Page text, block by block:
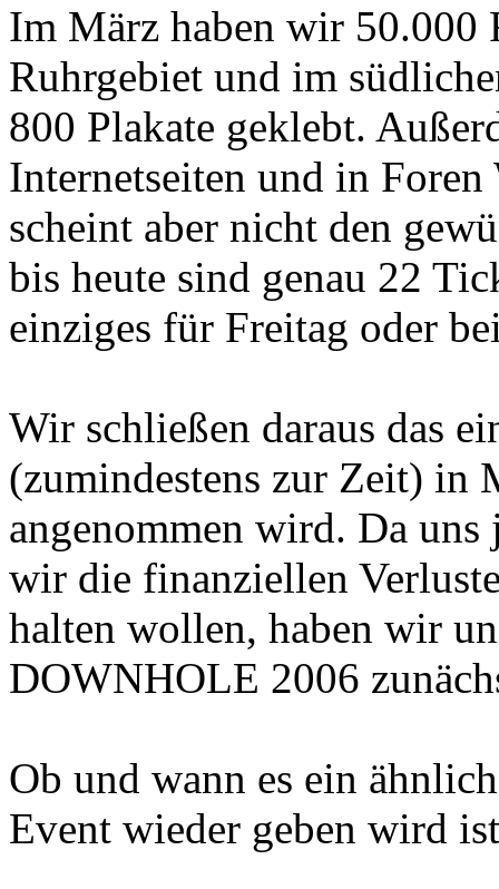
Im März haben wir 50.000
Ruhrgebiet und im
800 Plakate geklebt.
Internetseiten und in Foren
scheint aber nicht den
bis heute sind genau 22
einziges für Freitag oder
Wir schließen daraus das
(zumindestens zur Zeit)
angenommen wird. Da
wir die finanziellen
halten wollen, haben wir
DOWNHOLE 2006
Ob und wann es ein
Event wieder geben wird